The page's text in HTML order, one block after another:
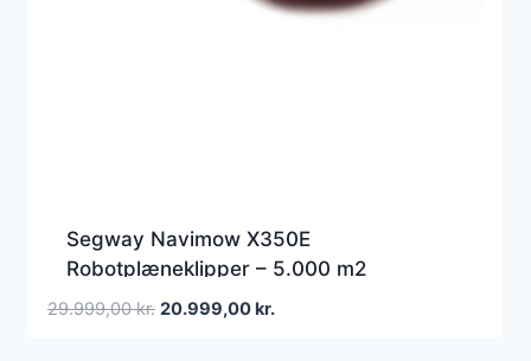
Segway Navimow X350E
Robotplæneklipper – 5.000 m2
29.999,00kr. Den
20.999,00kr.Den